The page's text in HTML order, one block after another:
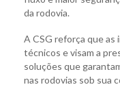
da rodovia.
A CSG reforça que
técnicos e visam a
soluções que
nas rodovias sob sua